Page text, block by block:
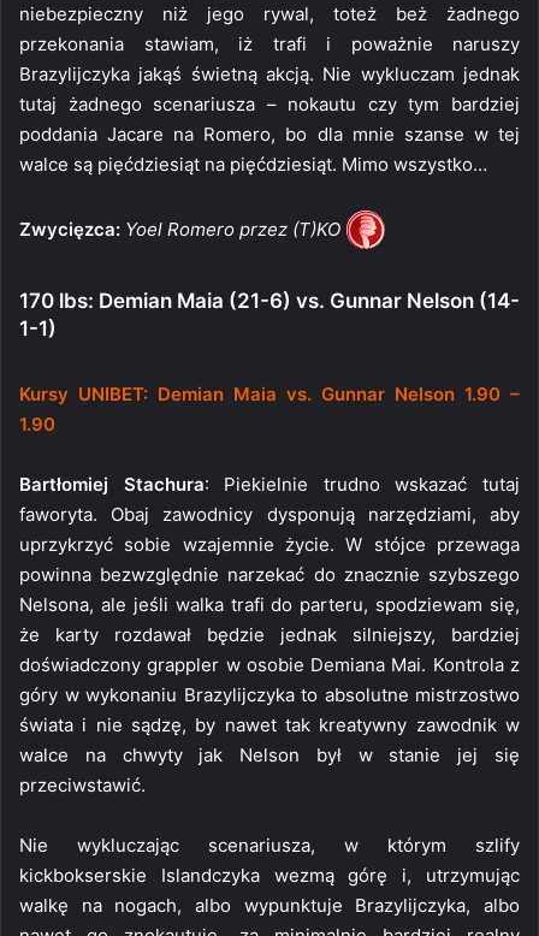
niebezpieczny niż jego rywal, toteż beż żadnego
przekonania stawiam, iż trafi i poważnie naruszy
Brazylijczyka jakąś świetną akcją. Nie wykluczam jednak
tutaj żadnego scenariusza – nokautu czy tym bardziej
poddania Jacare na Romero, bo dla mnie szanse w tej
walce są pięćdziesiąt na pięćdziesiąt. Mimo wszystko…
Zwycięzca: Yoel Romero przez (T)KO
170 lbs: Demian Maia (21-6) vs. Gunnar Nelson (14-
1-1)
Kursy UNIBET: Demian Maia vs. Gunnar Nelson 1.90 –
1.90
Bartłomiej Stachura: Piekielnie trudno wskazać tutaj
faworyta. Obaj zawodnicy dysponują narzędziami, aby
uprzykrzyć sobie wzajemnie życie. W stójce przewaga
powinna bezwzględnie narzekać do znacznie szybszego
Nelsona, ale jeśli walka trafi do parteru, spodziewam się,
że karty rozdawał będzie jednak silniejszy, bardziej
doświadczony grappler w osobie Demiana Mai. Kontrola z
góry w wykonaniu Brazylijczyka to absolutne mistrzostwo
świata i nie sądzę, by nawet tak kreatywny zawodnik w
walce na chwyty jak Nelson był w stanie jej się
przeciwstawić.
Nie wykluczając scenariusza, w którym szlify
kickbokserskie Islandczyka wezmą górę i, utrzymując
walkę na nogach, albo wypunktuje Brazylijczyka, albo